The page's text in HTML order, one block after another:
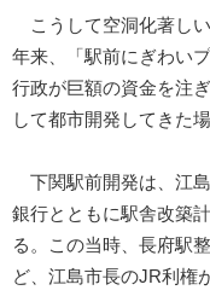
こうして空洞化著し
年来、「駅前にぎわい
行政が巨額の資金を注
して都市開発してきた
下関駅前開発は、江
銀行とともに駅舎改築
る。この当時、長府駅
ど、江島市長のJR利権